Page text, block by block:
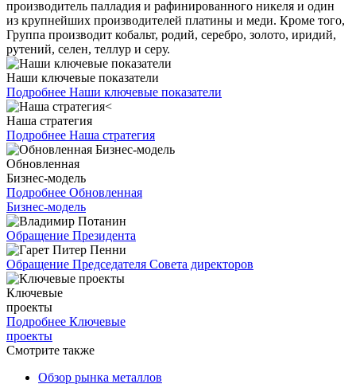
производитель палладия и рафинированного никеля и один
из крупнейших производителей платины и меди. Кроме того,
Группа производит кобальт, родий, серебро, золото, иридий,
рутений, селен, теллур и серу.
Наши ключевые показатели
Подробнее Наши ключевые показатели
Наша стратегия
Подробнее Наша стратегия
Обновленная
Бизнес-модель
Подробнее Обновленная
Бизнес-модель
Обращение Президента
Обращение Председателя Совета директоров
Ключевые
проекты
Подробнее Ключевые
проекты
Смотрите также
Обзор рынка металлов